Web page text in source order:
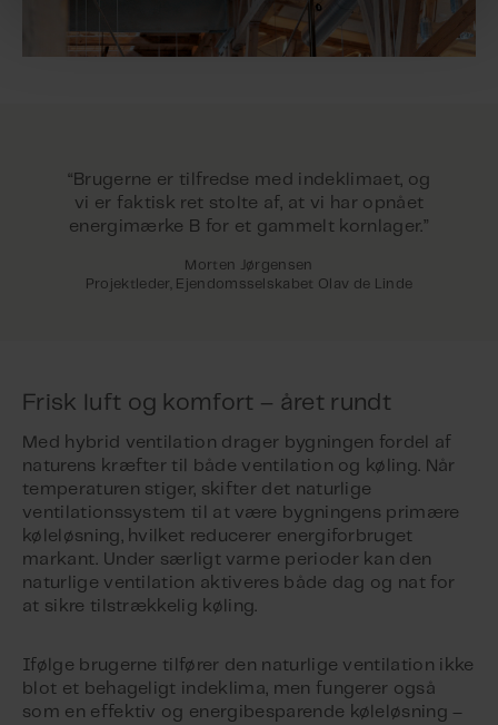
“Brugerne er tilfredse med indeklimaet, og
vi er faktisk ret stolte af, at vi har opnået
energimærke B for et gammelt kornlager.”
Morten Jørgensen
Projektleder, Ejendomsselskabet Olav de Linde
Frisk luft og komfort – året rundt
Med hybrid ventilation drager bygningen fordel af
naturens kræfter til både ventilation og køling. Når
temperaturen stiger, skifter det naturlige
ventilationssystem til at være bygningens primære
køleløsning, hvilket reducerer energiforbruget
markant. Under særligt varme perioder kan den
naturlige ventilation aktiveres både dag og nat for
at sikre tilstrækkelig køling.
Ifølge brugerne tilfører den naturlige ventilation ikke
blot et behageligt indeklima, men fungerer også
som en effektiv og energibesparende køleløsning –